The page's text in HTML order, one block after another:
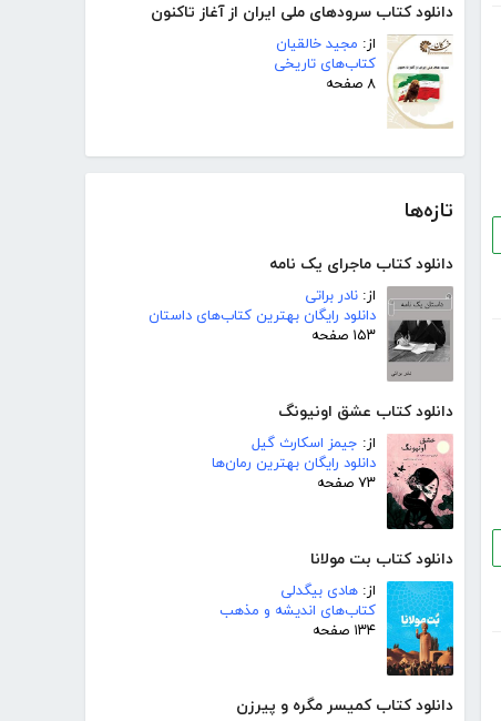
دانلود کتاب سرود‌های ملی ایران از آغاز تاکنون
از: مجید خالقیان
کتاب‌های تاریخی
۸ صفحه
تازه‌ها
دانلود کتاب ماجرای یک نامه
از: نادر براتی
دانلود رایگان بهترین کتاب‌های داستان
۱۵۳ صفحه
دانلود کتاب عشق اونیونگ
از: جیمز اسکارث گیل
دانلود رایگان بهترین رمان‌ها
۷۳ صفحه
دانلود کتاب بت مولانا
از: هادی بیگدلی
کتاب‌های اندیشه و مذهب
۱۳۴ صفحه
دانلود کتاب کمیسر مگره و پیرزن